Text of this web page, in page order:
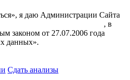
я даю Администрации Сайта
, в
законом от 27.07.2006 года
данных».
Сдать анализы